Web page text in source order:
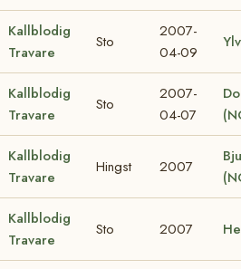
Kallblodig
Travare
Sto
2007-
04-09
Kallblodig
Travare
Sto
2007-
04-07
Kallblodig
Travare
Hingst 2007
Kallblodig
Travare
Sto 2007